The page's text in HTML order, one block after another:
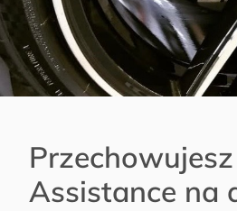
Assistance na